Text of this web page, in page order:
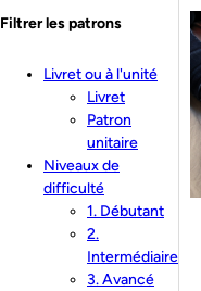
récent
ancien
Filtrer les patrons
Livret ou à l'unité
Livret
Patron
unitaire
Niveaux de
difficulté
1. Débutant
2.
Intermédiaire
3. Avancé